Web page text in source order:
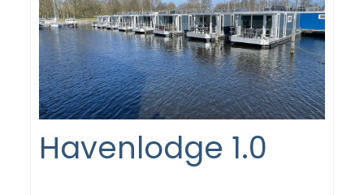
Havenlodge 1.0